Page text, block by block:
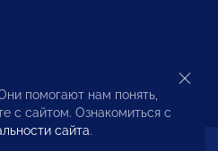
предпринимателей и
помогают нам понять,
с сайтом. Ознакомиться с
сайта.